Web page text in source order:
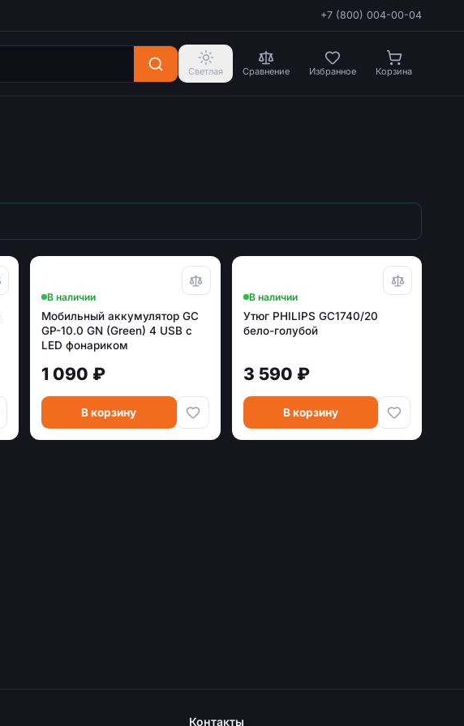
+7 (800) 004-00-04
Светлая Сравнение Избранное Корзина
В наличии
Мобильный аккумулятор GC
GP-10.0 GN (Green) 4 USB с
LED фонариком
1 090 ₽
В корзину
В наличии
Утюг PHILIPS GC1740/20
бело-голубой
3 590 ₽
В корзину
Контакты